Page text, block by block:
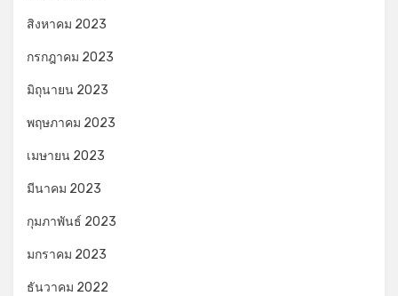
สิงหาคม 2023
กรกฎาคม 2023
มิถุนายน 2023
พฤษภาคม 2023
เมษายน 2023
มีนาคม 2023
กุมภาพันธ์ 2023
มกราคม 2023
ธันวาคม 2022